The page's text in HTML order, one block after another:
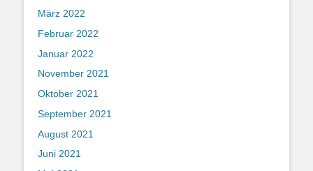
März 2022
Februar 2022
Januar 2022
November 2021
Oktober 2021
September 2021
August 2021
Juni 2021